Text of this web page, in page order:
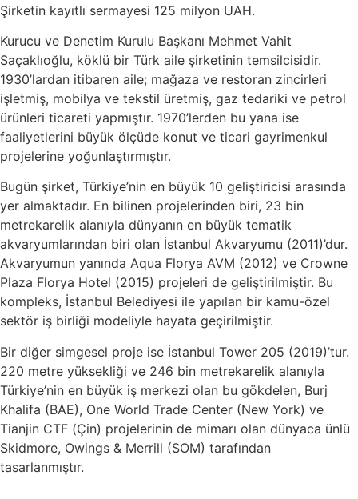
Şirketin kayıtlı sermayesi 125 milyon UAH.
Kurucu ve Denetim Kurulu Başkanı Mehmet Vahit
Saçaklıoğlu, köklü bir Türk aile şirketinin temsilcisidir.
1930’lardan itibaren aile; mağaza ve restoran zincirleri
işletmiş, mobilya ve tekstil üretmiş, gaz tedariki ve petrol
ürünleri ticareti yapmıştır. 1970’lerden bu yana ise
faaliyetlerini büyük ölçüde konut ve ticari gayrimenkul
projelerine yoğunlaştırmıştır.
Bugün şirket, Türkiye’nin en büyük 10 geliştiricisi arasında
yer almaktadır. En bilinen projelerinden biri, 23 bin
metrekarelik alanıyla dünyanın en büyük tematik
akvaryumlarından biri olan İstanbul Akvaryumu (2011)’dur.
Akvaryumun yanında Aqua Florya AVM (2012) ve Crowne
Plaza Florya Hotel (2015) projeleri de geliştirilmiştir. Bu
kompleks, İstanbul Belediyesi ile yapılan bir kamu-özel
sektör iş birliği modeliyle hayata geçirilmiştir.
Bir diğer simgesel proje ise İstanbul Tower 205 (2019)’tur.
220 metre yüksekliği ve 246 bin metrekarelik alanıyla
Türkiye’nin en büyük iş merkezi olan bu gökdelen, Burj
Khalifa (BAE), One World Trade Center (New York) ve
Tianjin CTF (Çin) projelerinin de mimarı olan dünyaca ünlü
Skidmore, Owings & Merrill (SOM) tarafından
tasarlanmıştır.